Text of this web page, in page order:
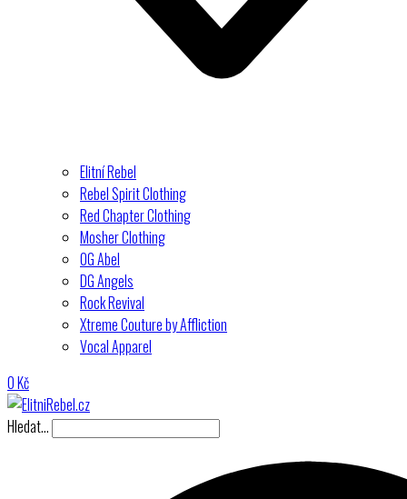
Elitní Rebel
Rebel Spirit Clothing
Red Chapter Clothing
Mosher Clothing
OG Abel
DG Angels
Rock Revival
Xtreme Couture by Affliction
Vocal Apparel
0Kč
Hledat…